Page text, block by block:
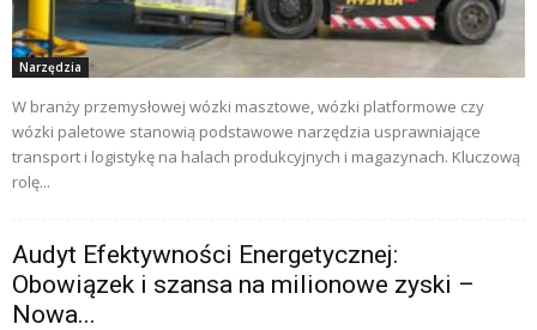
Narzędzia
W branży przemysłowej wózki masztowe, wózki platformowe czy
wózki paletowe stanowią podstawowe narzędzia usprawniające
transport i logistykę na halach produkcyjnych i magazynach. Kluczową
rolę...
Audyt Efektywności Energetycznej:
Obowiązek i szansa na milionowe zyski –
Nowa...